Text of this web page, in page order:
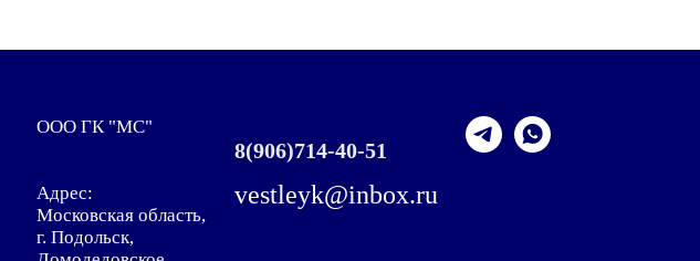
ООО ГК "МС"
Адрес:
Московская область,
г. Подольск,
8(906)714-40-51
vestleyk@inbox.ru